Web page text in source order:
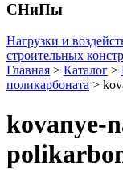
СНиПы
Нагрузки и
строительных
Главная > Каталог >
поликарбоната >
kovanye-